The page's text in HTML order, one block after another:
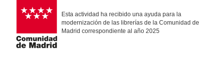
Esta actividad ha recibido una ayuda para la
modernización de las librerías de la Comunidad de
Madrid correspondiente al año 2025